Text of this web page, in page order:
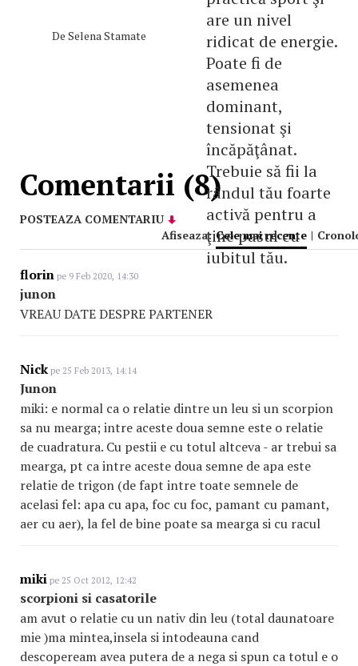
are un nivel
ridicat de energie.
Poate fi de
asemenea
dominant,
tensionat şi
încăpăţânat.
Trebuie să fii la
rândul tău foarte
activă pentru a
ţine pasul cu
iubitul tău.
De Selena Stamate
Comentarii (8)
POSTEAZA COMENTARIU
Afiseaza: Cele mai recente |
florin pe 9 Feb 2020, 14:30
junon
VREAU DATE DESPRE PARTENER
Nick pe 25 Feb 2013, 14:14
Junon
miki: e normal ca o relatie dintre un leu si un scorpion
sa nu mearga; intre aceste doua semne este o relatie
de cuadratura. Cu pestii e cu totul altceva - ar trebui sa
mearga, pt ca intre aceste doua semne de apa este
relatie de trigon (de fapt intre toate semnele de
acelasi fel: apa cu apa, foc cu foc, pamant cu pamant,
aer cu aer), la fel de bine poate sa mearga si cu racul
miki pe 25 Oct 2012, 12:42
scorpioni si casatorile
am avut o relatie cu un nativ din leu (total daunatoare
mie )ma mintea,insela si intodeauna cand
descopeream avea putera de a nega si spun ca totul e o